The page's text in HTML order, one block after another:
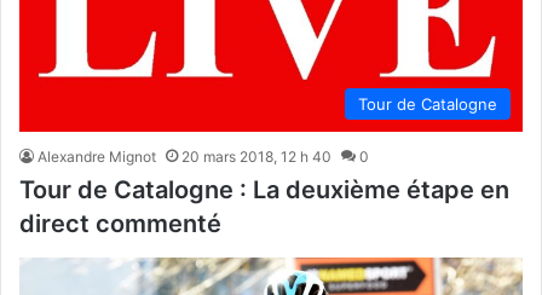
Tour de Catalogne
Alexandre Mignot 20 mars 2018, 12 h 40 0
Tour de Catalogne : La deuxième étape en
direct commenté